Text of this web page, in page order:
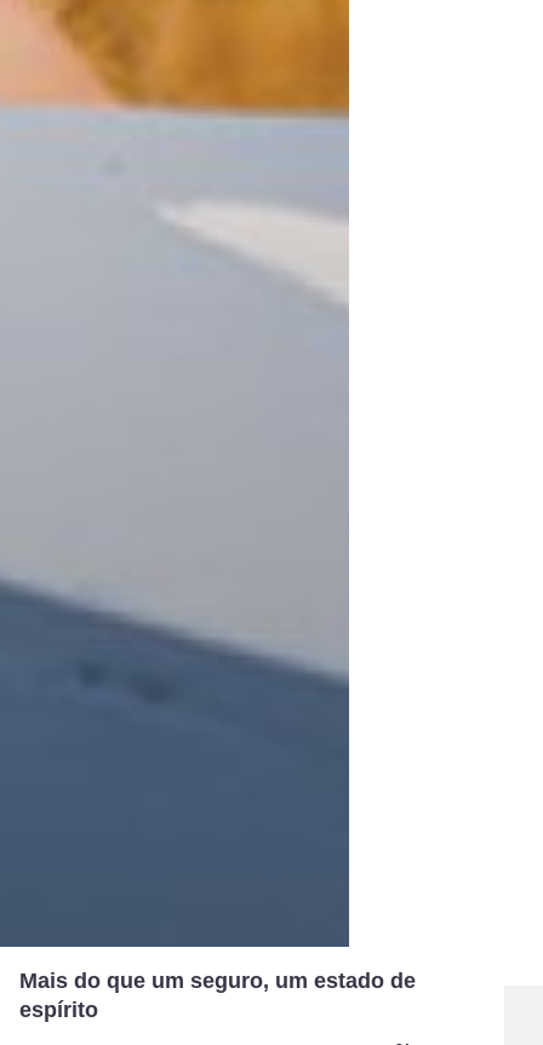
Mais do que um seguro, um estado de
espírito